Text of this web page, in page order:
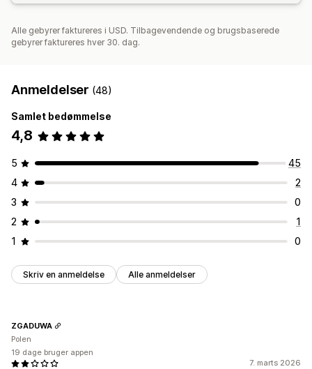
Alle gebyrer faktureres i USD. Tilbagevendende og brugsbaserede
gebyrer faktureres hver 30. dag.
Anmeldelser (48)
Samlet bedømmelse
4,8
5
45
4
2
3
0
2
1
1
0
Skriv en anmeldelse Alle anmeldelser
7. marts 2026
ZGADUWA
Polen
19 dage bruger appen